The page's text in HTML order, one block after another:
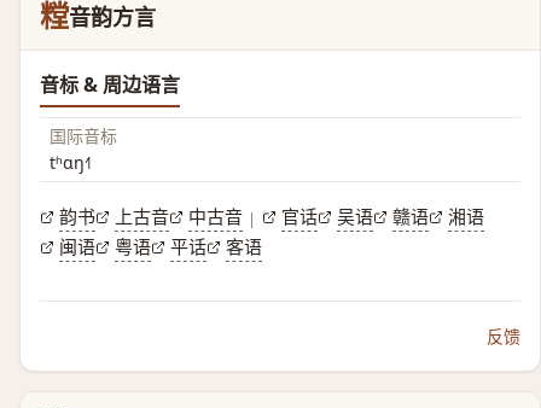
糛音韵方言
音标 & 周边语言
国际音标
tʰɑŋ˧˥
韵书 上古音 中古音 | 官话 吴语 赣语
湘语
闽语
粤语 平话 客语
反馈